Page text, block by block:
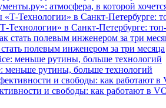
атмосфера, в которой
Технологии» в Санкт-Петербурге:
полевым инженером за три месяца
меньше рутины, больше технологий
и свободы: как работают в